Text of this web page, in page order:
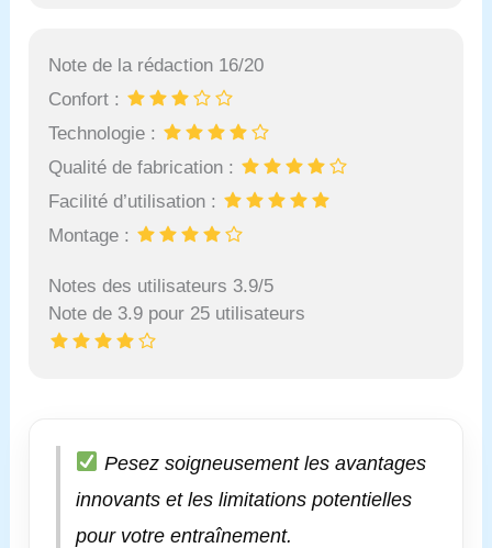
Note de la rédaction 16/20
Confort :
Technologie :
Qualité de fabrication :
Facilité d’utilisation :
Montage :
Notes des utilisateurs 3.9/5
Note de 3.9 pour 25 utilisateurs
Pesez soigneusement les avantages
innovants et les limitations potentielles
pour votre entraînement.